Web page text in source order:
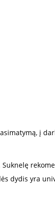
į
dydis yra